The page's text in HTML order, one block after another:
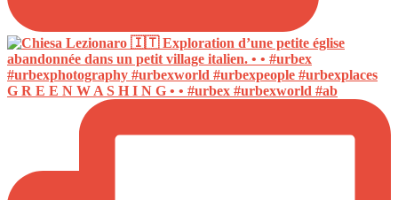
G R E E N W A S H I N G • • #urbex #urbexworld #ab